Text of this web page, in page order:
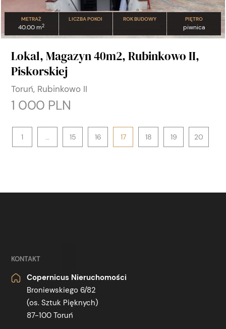
METRAŻ
40.00 m2
LICZBA POKOI ROK BUDOWY PIĘTRO
piwnica
Lokal, Magazyn 40m2, Rubinkowo II,
Piskorskiej
Toruń, Rubinkowo II
1 000 PLN
1 15 16 17 18 19 20
KONTAKT
Copernicus Nieruchomości
Broniewskiego 6/82
(os. Sztuk Pięknych)
87-100 Toruń